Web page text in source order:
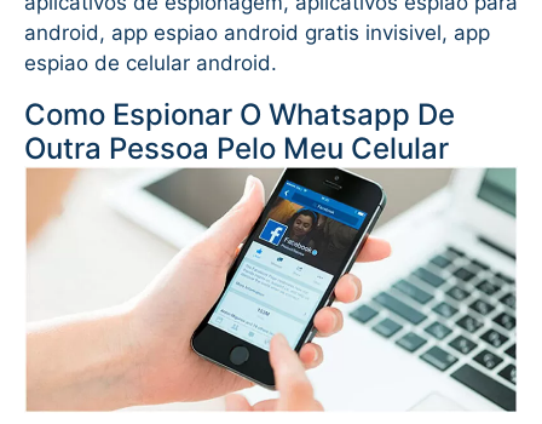
android, app espiao android gratis invisivel, app
espiao de celular android.
Como Espionar O Whatsapp De
Outra Pessoa Pelo Meu Celular